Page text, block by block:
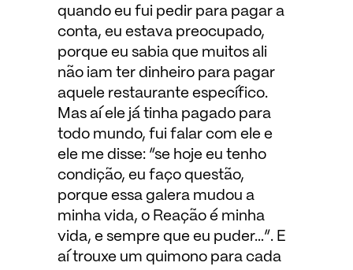
quando eu fui pedir para pagar a
conta, eu estava preocupado,
porque eu sabia que muitos ali
não iam ter dinheiro para pagar
aquele restaurante específico.
Mas aí ele já tinha pagado para
todo mundo, fui falar com ele e
ele me disse: “se hoje eu tenho
condição, eu faço questão,
porque essa galera mudou a
minha vida, o Reação é minha
vida, e sempre que eu puder…”. E
aí trouxe um quimono para cada